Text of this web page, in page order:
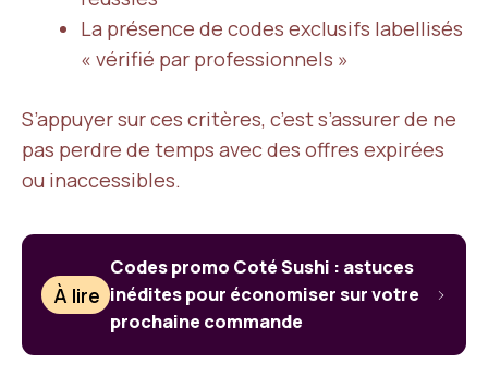
La présence de codes exclusifs labellisés
« vérifié par professionnels »
S’appuyer sur ces critères, c’est s’assurer de ne
pas perdre de temps avec des offres expirées
ou inaccessibles.
À lire
Codes promo Coté Sushi : astuces
inédites pour économiser sur votre
prochaine commande